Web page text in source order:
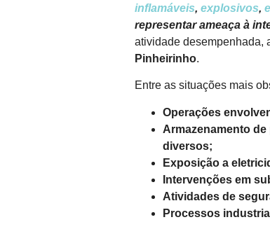
inflamáveis, explosivos,
representar ameaça à
atividade desempenhada,
Pinheirinho.
Entre as situações mais
Operações
Armazenamento
diversos;
Exposição a
Intervenções em
Atividades de
Processos